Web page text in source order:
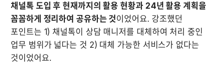
채널톡 도입 후 현재까지의 활용 현황과 24년 활용 계획을
꼼꼼하게 정리하여 공유하는 것이었어요. 강조했던
포인트는 1) 채널톡이 상담 매니저를 대체하여 처리 중인
업무 범위가 넓다는 것 2) 대체 가능한 서비스가 없다는
것이었어요.